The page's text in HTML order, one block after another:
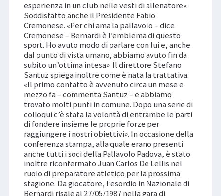
esperienza in un club nelle vesti di allenatore».
Soddisfatto anche il Presidente Fabio
Cremonese. «Per chi ama la pallavolo – dice
Cremonese – Bernardi è l’emblema di questo
sport. Ho avuto modo di parlare con lui e, anche
dal punto di vista umano, abbiamo avuto fin da
subito un’ottima intesa». Il direttore Stefano
Santuz spiega inoltre come è nata la trattativa.
«Il primo contatto è avvenuto circa un mese e
mezzo fa – commenta Santuz – e abbiamo
trovato molti punti in comune. Dopo una serie di
colloqui c’è stata la volontà di entrambe le parti
di fondere insieme le proprie forze per
raggiungere i nostri obiettivi». In occasione della
conferenza stampa, alla quale erano presenti
anche tutti i soci della Pallavolo Padova, è stato
inoltre riconfermato Juan Carlos De Lellis nel
ruolo di preparatore atletico per la prossima
stagione. Da giocatore, l’esordio in Nazionale di
Bernardi risale al 27/05/1987 nella gara di